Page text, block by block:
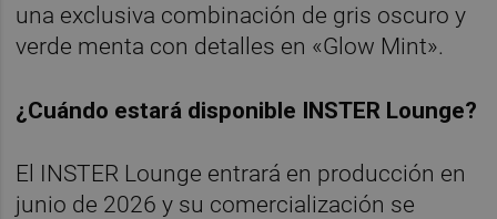
una exclusiva combinación de gris oscuro y
verde menta con detalles en «Glow Mint».
¿Cuándo estará disponible INSTER Lounge?
El INSTER Lounge entrará en producción en
junio de 2026 y su comercialización se